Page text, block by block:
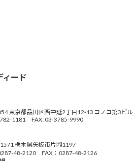
ィード
東京都品川区西中延2丁目12-13 コノコ第3ビル
1181 FAX: 03-3785-9990
栃木県矢板市片岡1197
48-2120 FAX：0287-48-2126